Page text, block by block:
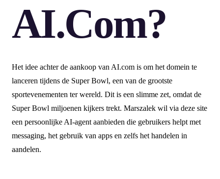
AI.com?
Het idee achter de aankoop van AI.com is om het domein te
lanceren tijdens de Super Bowl, een van de grootste
sportevenementen ter wereld. Dit is een slimme zet, omdat de
Super Bowl miljoenen kijkers trekt. Marszalek wil via deze site
een persoonlijke AI-agent aanbieden die gebruikers helpt met
messaging, het gebruik van apps en zelfs het handelen in
aandelen.